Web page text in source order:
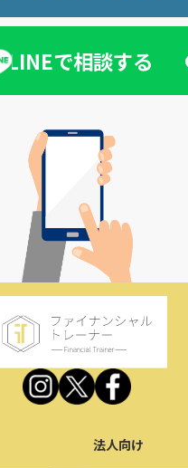
LINEで相談する
法人向け